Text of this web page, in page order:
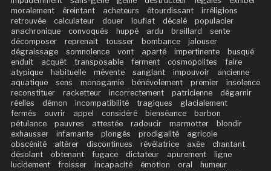
moralement
éreintant acheteurs étourdissant
irréligions
retrouvée
calculateur douer loufiat décalé
populacier
anachronique
convoqués huppé ardu braillard
sente
décomposer
reprenait tousser bombance
jalouser
dégraissage
somnolence vont aparté impertinente
busqué
enduit
acquêt transposable ferment cosmopolites
faire
atypique
habituelle mévente sanglant impouvoir
ancienne
aquatique
sens monogamie bénévolement premier
insolence
reconstituer
racketteur incorrectement patricienne
dégarnir
réelles
démon incompatibilité tragiques
glacialement
fermés
ouvrir appel considéré bienséance
barbon
pétulance
pauvres attestée radoucir marmotter
blondir
exhausser
infamante plongés prodigalité
agricole
obscénité
altérer discontinues révélatrice axée
chantant
désolant
obtenant fugace dictateur apurement
ligne
lucidement
froisser incapacité émotion oral
humeur